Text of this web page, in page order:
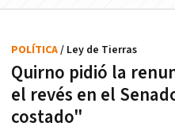
Quirno pidió la
el revés en el
costado"
POLÍTICA/ Ley de Tierras